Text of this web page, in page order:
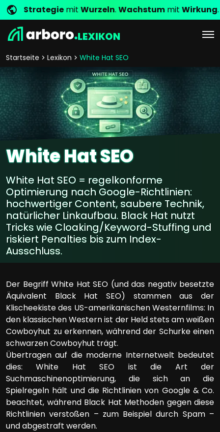
Strategie mit Wurzeln. Wachstum mit Wirkung.
LEXIKON
Startseite Lexikon White Hat SEO
White Hat SEO
White Hat SEO = regelkonforme
Optimierung nach Google-Richtlinien:
hochwertiger Content, saubere Technik,
natürlicher Linkaufbau. Black Hat nutzt
Tricks wie Cloaking/Keyword-Stuffing und
riskiert Penalties bis zum Index-
Ausschluss.
Der Begriff White Hat SEO (und das negativ besetzte
Äquivalent Black Hat SEO) stammen aus der
Klischeekiste des US-amerikanischen Westernfilms: In
den klassischen Western ist der Held stets am weißen
Cowboyhut zu erkennen, während der Schurke einen
schwarzen Cowboyhut trägt.
Übertragen auf die moderne Internetwelt bedeutet
dies: White Hat SEO ist die Art der
Suchmaschinenoptimierung, die sich an die
Spielregeln hält und die Richtlinien von Google & Co.
beachtet, während Black Hat Methoden gegen diese
Richtlinien verstoßen – zum Beispiel durch Spam –
und abgestraft werden.